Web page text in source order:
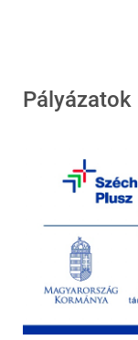
Pályázatok